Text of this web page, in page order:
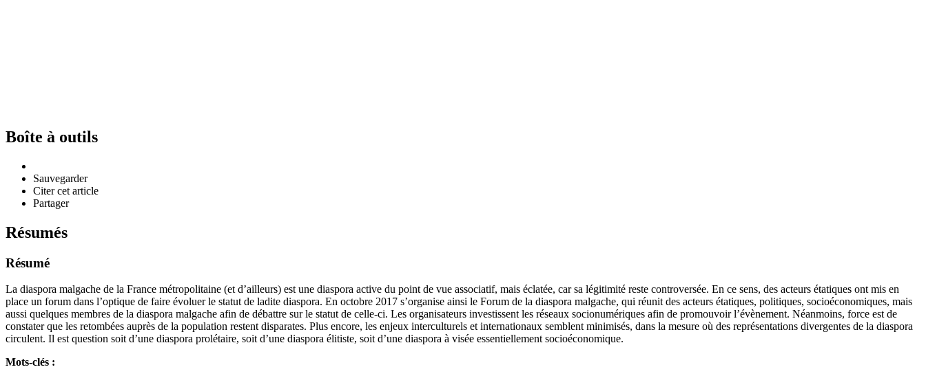
Boîte à outils
Sauvegarder
Citer cet article
Partager
Résumés
Résumé
La diaspora malgache de la France métropolitaine (et d’ailleurs) est une diaspora active du point de vue associatif, mais éclatée, car sa légitimité reste controversée. En ce sens, des acteurs étatiques ont mis en
place un forum dans l’optique de faire évoluer le statut de ladite diaspora. En octobre 2017 s’organise ainsi le Forum de la diaspora malgache, qui réunit des acteurs étatiques, politiques, socioéconomiques, mais
aussi quelques membres de la diaspora malgache afin de débattre sur le statut de celle-ci. Les organisateurs investissent les réseaux socionumériques afin de promouvoir l’évènement. Néanmoins, force est de
constater que les retombées auprès de la population restent disparates. Plus encore, les enjeux interculturels et internationaux semblent minimisés, dans la mesure où des représentations divergentes de la diaspora
circulent. Il est question soit d’une diaspora prolétaire, soit d’une diaspora élitiste, soit d’une diaspora à visée essentiellement socioéconomique.
Mots-clés :